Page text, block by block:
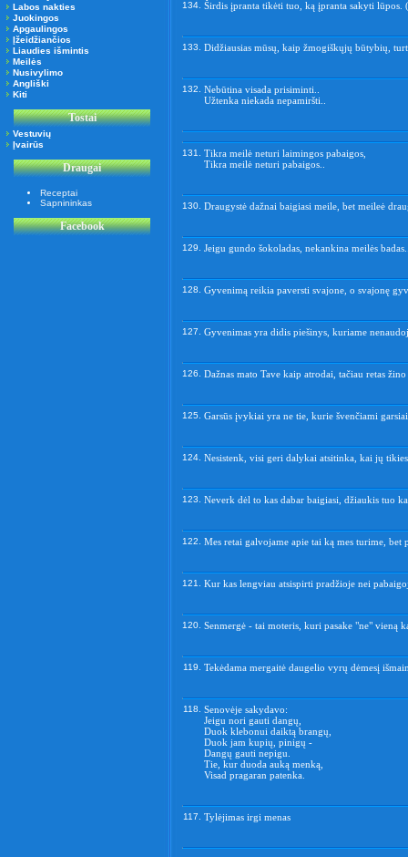
Labos nakties
Juokingos
Apgaulingos
Įžeidžiančios
Liaudies išmintis
Meilės
Nusivylimo
Angliški
Kiti
Tostai
Vestuvių
Įvairūs
Draugai
Receptai
Sapnininkas
Facebook
134. Širdis įpranta tikėti tuo, ką įpranta sakyti lūpos.
133. Didžiausias mūsų, kaip žmogiškųjų būtybių,
132. Nebūtina visada prisiminti..
Užtenka niekada nepamiršti..
131. Tikra meilė neturi laimingos pabaigos,
Tikra meilė neturi pabaigos..
130. Draugystė dažnai baigiasi meile, bet meileė
129. Jeigu gundo šokoladas, nekankina meilės
128. Gyvenimą reikia paversti svajone, o svajonę
127. Gyvenimas yra didis piešinys, kuriame
126. Dažnas mato Tave kaip atrodai, tačiau retas
125. Garsūs įvykiai yra ne tie, kurie švenčiami
124. Nesistenk, visi geri dalykai atsitinka, kai jų
123. Neverk dėl to kas dabar baigiasi, džiaukis tuo
122. Mes retai galvojame apie tai ką mes turime, bet
121. Kur kas lengviau atsispirti pradžioje nei
120. Senmergė - tai moteris, kuri pasake "ne" vieną
119. Tekėdama mergaitė daugelio vyrų dėmesį
118. Senovėje sakydavo:
Jeigu nori gauti dangų,
Duok klebonui daiktą brangų,
Duok jam kupių, pinigų -
Dangų gauti nepigu.
Tie, kur duoda auką menką,
Visad pragaran patenka.
117. Tylėjimas irgi menas